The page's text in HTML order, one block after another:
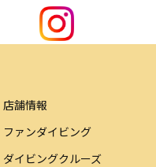
店舗情報
ファンダイビング
ダイビングクルーズ